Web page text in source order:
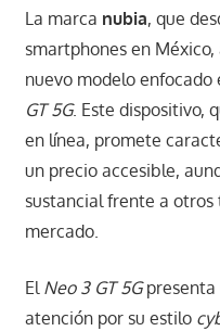
La marca nubia, que
smartphones en
nuevo modelo enfocado
GT 5G. Este dispositivo,
en línea, promete
un precio accesible,
sustancial frente a otros
mercado.
El Neo 3 GT 5Gpresenta
atención por su estilo